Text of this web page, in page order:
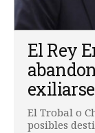
El Rey
El Trobal o
posibles